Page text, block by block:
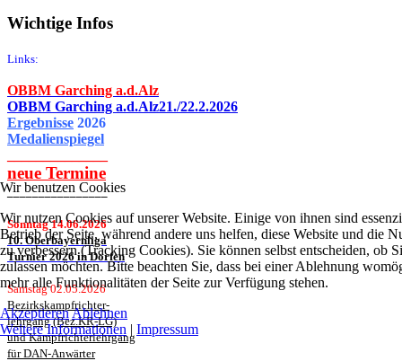
Wichtige Infos
Links:
OBBM Garching a.d.Alz
OBBM Garching a.d.Alz21./22.2.2026
Ergebnisse 2026
Medalienspiegel
neue Termine
________________
Sonntag 14.06.2026
10. Oberbayernliga
Turnier 2026 in Dorfen
Samstag 02.05.2026
Bezirkskampfrichter-
lehrgang (Bez.KR-LG)
und Kampfrichterlehrgang
für DAN-Anwärter
Wir benutzen Cookies
Wir nutzen Cookies auf unserer Website. Einige von ihnen sind
Betrieb der Seite, während andere uns helfen, diese Website und die
zu verbessern (Tracking Cookies). Sie können selbst entscheiden, ob
zulassen möchten. Bitte beachten Sie, dass bei einer Ablehnung
mehr alle Funktionalitäten der Seite zur Verfügung stehen.
AkzeptierenAblehnen
Weitere Informationen | Impressum